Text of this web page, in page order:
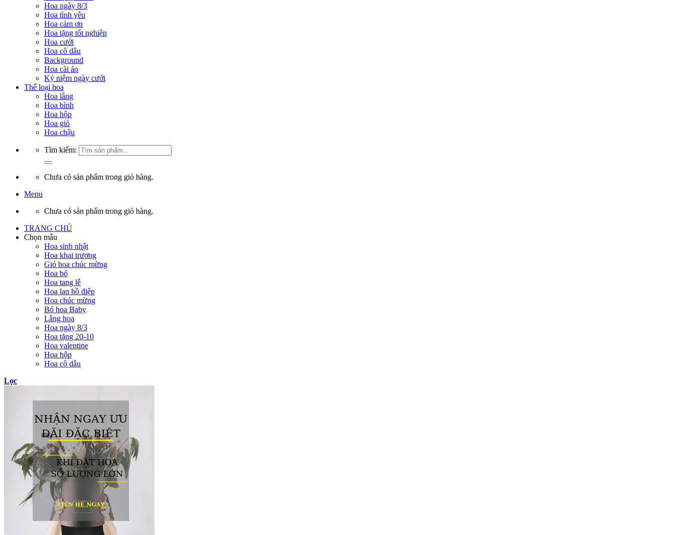
Hoa ngày 8/3
Hoa tình yêu
Hoa cảm ơn
Hoa tặng tốt nghiệp
Hoa cưới
Hoa cô dâu
Background
Hoa cài áo
Kỷ niệm ngày cưới
Thể loại hoa
Hoa lẵng
Hoa bình
Hoa hộp
Hoa giỏ
Hoa chậu
Tìm kiếm:
Chưa có sản phẩm trong giỏ hàng.
Menu
Chưa có sản phẩm trong giỏ hàng.
TRANG CHỦ
Chọn mẫu
Hoa sinh nhật
Hoa khai trương
Giỏ hoa chúc mừng
Hoa bó
Hoa tang lễ
Hoa lan hồ điệp
Hoa chúc mừng
Bó hoa Baby
Lẵng hoa
Hoa ngày 8/3
Hoa tặng 20-10
Hoa valentine
Hoa hộp
Hoa cô dâu
Lọc